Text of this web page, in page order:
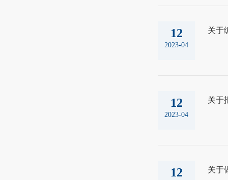
12
2023-04
关于
12
2023-04
关于
12 关于